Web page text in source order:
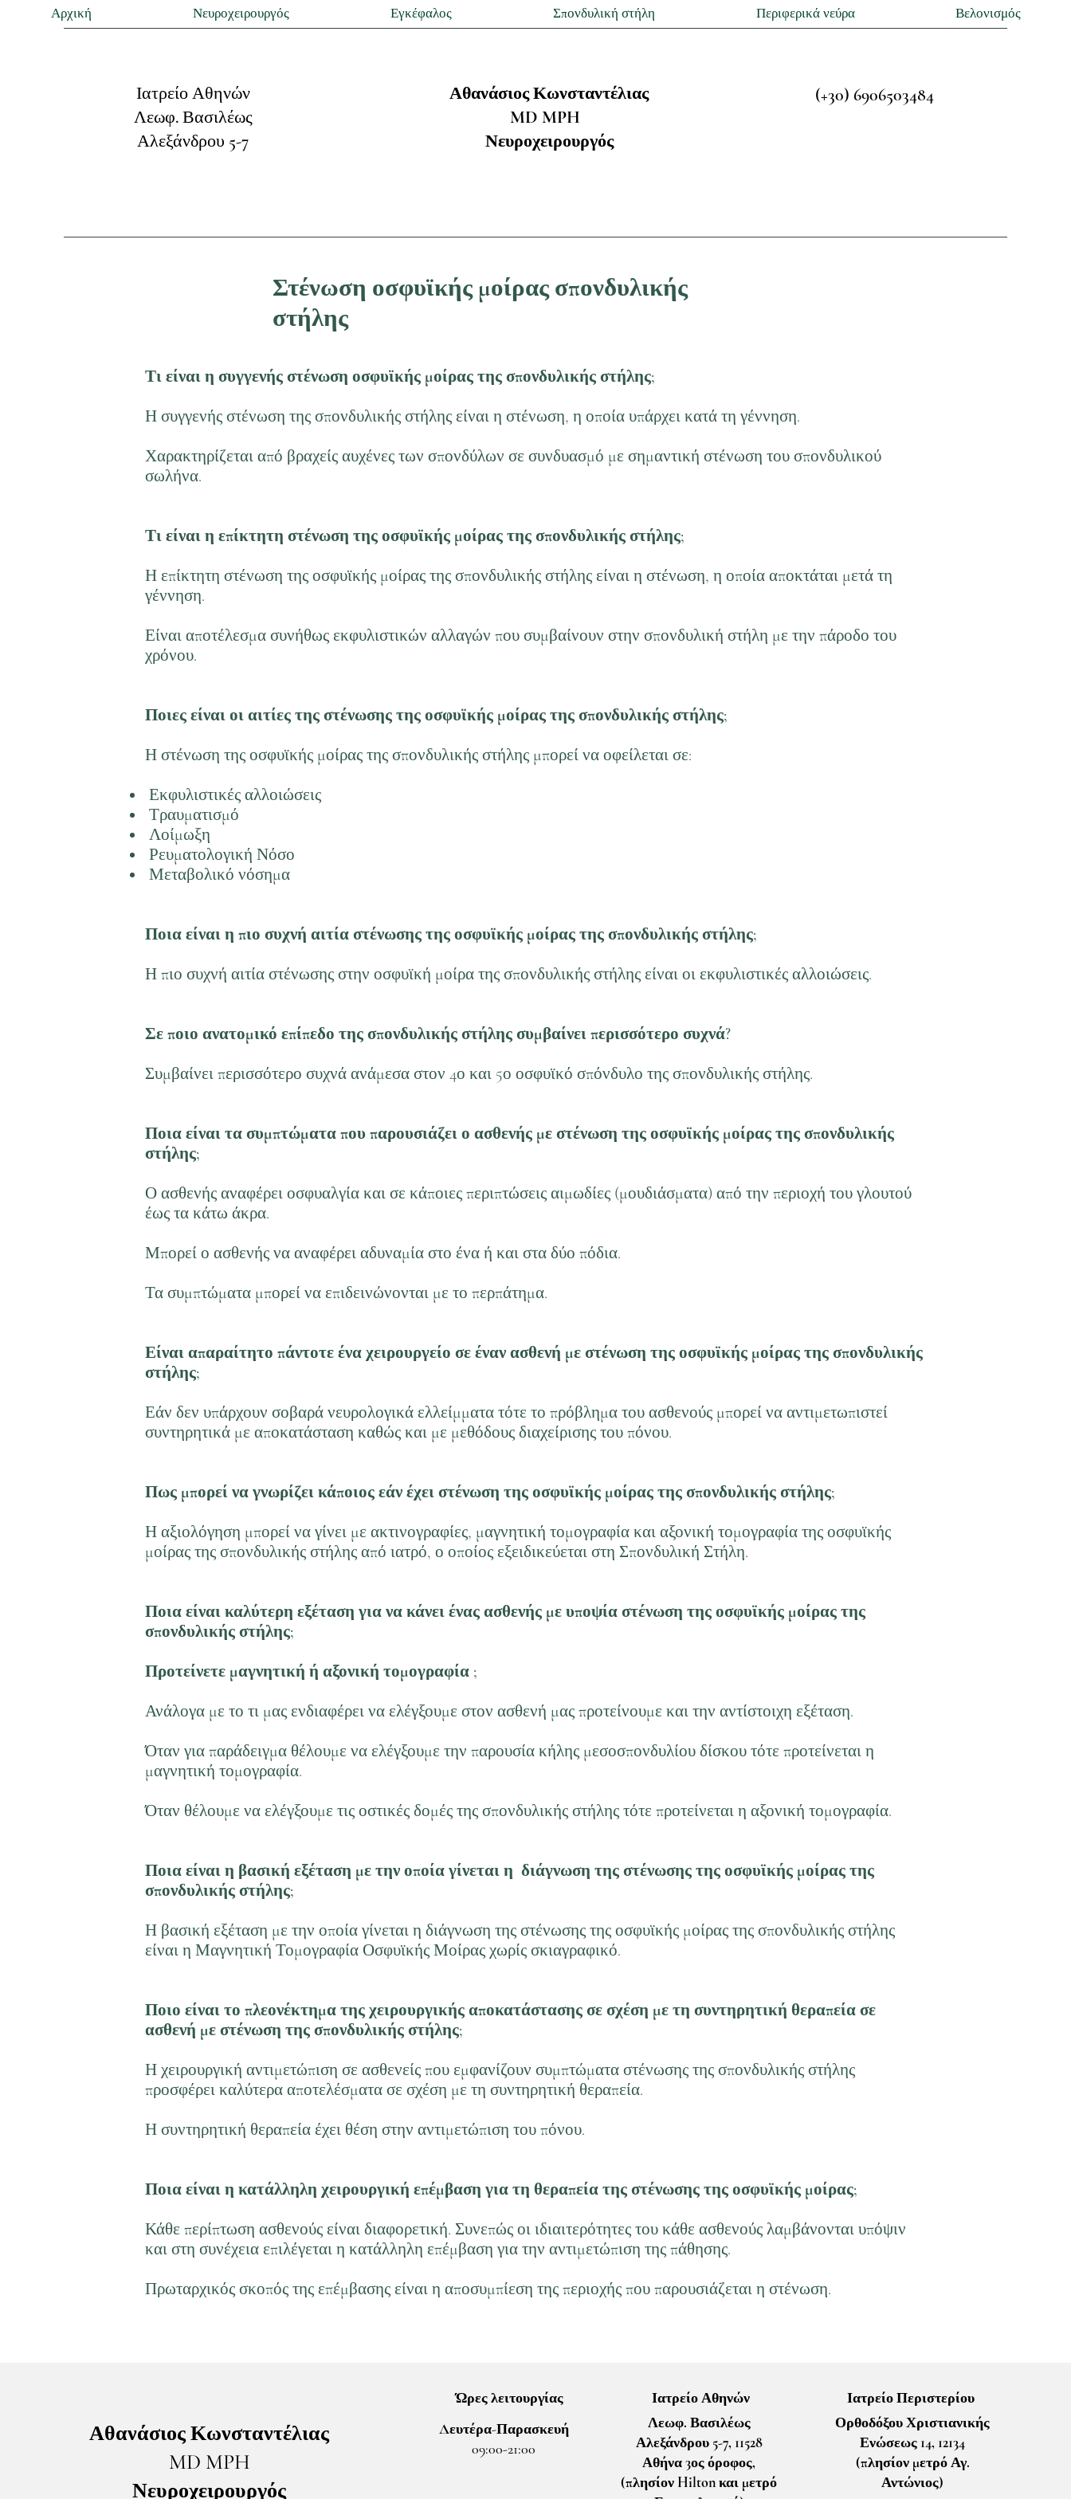
Αρχική Νευροχειρουργός Εγκέφαλος Σπονδυλική στήλη Περιφερικά νεύρα Βελονισμός
Ιατρείο Αθηνών
Λεωφ. Βασιλέως
Αλεξάνδρου 5-7
Αθανάσιος Κωνσταντέλιας
MD MPH
Νευροχειρουργός
(+30) 6906503484
Στένωση οσφυϊκής μοίρας σπονδυλικής
στήλης
Τι είναι η συγγενής στένωση οσφυϊκής μοίρας της σπονδυλικής στήλης;
Η συγγενής στένωση της σπονδυλικής στήλης είναι η στένωση, η οποία υπάρχει κατά τη γέννηση.
Χαρακτηρίζεται από βραχείς αυχένες των σπονδύλων σε συνδυασμό με σημαντική στένωση του σπονδυλικού
σωλήνα.
Τι είναι η επίκτητη στένωση της οσφυϊκής μοίρας της σπονδυλικής στήλης;
Η επίκτητη στένωση της οσφυϊκής μοίρας της σπονδυλικής στήλης είναι η στένωση, η οποία αποκτάται μετά τη
γέννηση.
Είναι αποτέλεσμα συνήθως εκφυλιστικών αλλαγών που συμβαίνουν στην σπονδυλική στήλη με την πάροδο του
χρόνου.
Ποιες είναι οι αιτίες της στένωσης της οσφυϊκής μοίρας της σπονδυλικής στήλης;
Η στένωση της οσφυϊκής μοίρας της σπονδυλικής στήλης μπορεί να οφείλεται σε:
Εκφυλιστικές αλλοιώσεις
Τραυματισμό
Λοίμωξη
Ρευματολογική Νόσο
Μεταβολικό νόσημα
Ποια είναι η πιο συχνή αιτία στένωσης της οσφυϊκής μοίρας της σπονδυλικής στήλης;
Η πιο συχνή αιτία στένωσης στην οσφυϊκή μοίρα της σπονδυλικής στήλης είναι οι εκφυλιστικές αλλοιώσεις.
Σε ποιο ανατομικό επίπεδο της σπονδυλικής στήλης συμβαίνει περισσότερο συχνά?
Συμβαίνει περισσότερο συχνά ανάμεσα στον 4ο και 5ο οσφυϊκό σπόνδυλο της σπονδυλικής στήλης.
Ποια είναι τα συμπτώματα που παρουσιάζει ο ασθενής με στένωση της οσφυϊκής μοίρας της σπονδυλικής
στήλης;
Ο ασθενής αναφέρει οσφυαλγία και σε κάποιες περιπτώσεις αιμωδίες (μουδιάσματα) από την περιοχή του γλουτού
έως τα κάτω άκρα.
Μπορεί ο ασθενής να αναφέρει αδυναμία στο ένα ή και στα δύο πόδια.
Τα συμπτώματα μπορεί να επιδεινώνονται με το περπάτημα.
Είναι απαραίτητο πάντοτε ένα χειρουργείο σε έναν ασθενή με στένωση της οσφυϊκής μοίρας της σπονδυλικής
στήλης;
Εάν δεν υπάρχουν σοβαρά νευρολογικά ελλείμματα τότε το πρόβλημα του ασθενούς μπορεί να αντιμετωπιστεί
συντηρητικά με αποκατάσταση καθώς και με μεθόδους διαχείρισης του πόνου.
Πως μπορεί να γνωρίζει κάποιος εάν έχει στένωση της οσφυϊκής μοίρας της σπονδυλικής στήλης;
Η αξιολόγηση μπορεί να γίνει με ακτινογραφίες, μαγνητική τομογραφία και αξονική τομογραφία της οσφυϊκής
μοίρας της σπονδυλικής στήλης από ιατρό, ο οποίος εξειδικεύεται στη Σπονδυλική Στήλη.
Ποια είναι καλύτερη εξέταση για να κάνει ένας ασθενής με υποψία στένωση της οσφυϊκής μοίρας της
σπονδυλικής στήλης;
Προτείνετε μαγνητική ή αξονική τομογραφία ;
Ανάλογα με το τι μας ενδιαφέρει να ελέγξουμε στον ασθενή μας προτείνουμε και την αντίστοιχη εξέταση.
Όταν για παράδειγμα θέλουμε να ελέγξουμε την παρουσία κήλης μεσοσπονδυλίου δίσκου τότε προτείνεται η
μαγνητική τομογραφία.
Όταν θέλουμε να ελέγξουμε τις οστικές δομές της σπονδυλικής στήλης τότε προτείνεται η αξονική τομογραφία.
Ποια είναι η βασική εξέταση με την οποία γίνεται η διάγνωση της στένωσης της οσφυϊκής μοίρας της
σπονδυλικής στήλης;
Η βασική εξέταση με την οποία γίνεται η διάγνωση της στένωσης της οσφυϊκής μοίρας της σπονδυλικής στήλης
είναι η Μαγνητική Τομογραφία Οσφυϊκής Μοίρας χωρίς σκιαγραφικό.
Ποιο είναι το πλεονέκτημα της χειρουργικής αποκατάστασης σε σχέση με τη συντηρητική θεραπεία σε
ασθενή με στένωση της σπονδυλικής στήλης;
Η χειρουργική αντιμετώπιση σε ασθενείς που εμφανίζουν συμπτώματα στένωσης της σπονδυλικής στήλης
προσφέρει καλύτερα αποτελέσματα σε σχέση με τη συντηρητική θεραπεία.
Η συντηρητική θεραπεία έχει θέση στην αντιμετώπιση του πόνου.
Ποια είναι η κατάλληλη χειρουργική επέμβαση για τη θεραπεία της στένωσης της οσφυϊκής μοίρας;
Κάθε περίπτωση ασθενούς είναι διαφορετική. Συνεπώς οι ιδιαιτερότητες του κάθε ασθενούς λαμβάνονται υπόψιν
και στη συνέχεια επιλέγεται η κατάλληλη επέμβαση για την αντιμετώπιση της πάθησης.
Πρωταρχικός σκοπός της επέμβασης είναι η αποσυμπίεση της περιοχής που παρουσιάζεται η στένωση.
Αθανάσιος Κωνσταντέλιας
MD MPH
Νευροχειρουργός
Ώρες λειτουργίας
Δευτέρα-Παρασκευή
09:00-21:00
Ιατρείο Αθηνών
Λεωφ. Βασιλέως
Αλεξάνδρου 5-7, 11528
Αθήνα 3ος όροφος,
(πλησίον Hilton και μετρό
Ιατρείο Περιστερίου
Ορθοδόξου Χριστιανικής
Ενώσεως 14, 12134
(πλησίον μετρό Αγ.
Αντώνιος)